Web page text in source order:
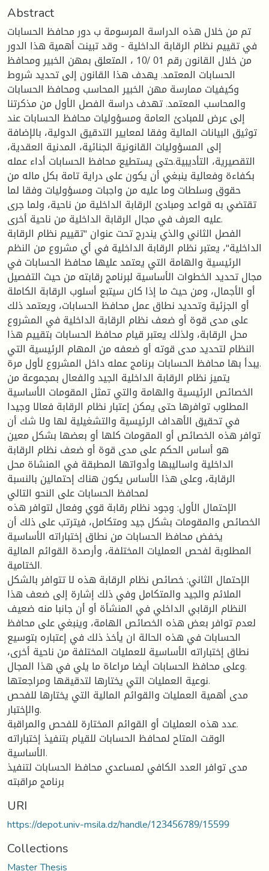
Abstract
تم من خلال هذه الدراسة المرسومة ب دور محافظ الحسابات
في تقييم نظام الرقابة الداخلية - وقد تبينت أهمية هذا الدور
من خلال القانون رقم 01 /10 ، المتعلق بمهن الخبير ومحافظ
الحسابات المعتمد. يهدف هذا القانون إلى تحديد شروط
وكيفيات ممارسة مهن الخبير المحاسب ومحافظ الحسابات
والمحاسب المعتمد. تهدف دراسة الفصل الأول من مذكرتنا
إلى عرض للمبادئ العامة ومسؤوليات محافظ الحسابات عند
توثيق البيانات المالية وفقا لمعايير التدقيق الدولية، بالإضافة
إلى المسؤوليات القانونية الجنائية، المدنية العقدية،
التقصيرية، التأديبية.حتى يستطيع محافظ الحسابات أداء عمله
بكفاءة وفعالية ينبغي أن يكون على دراية تامة بكل ماله من
حقوق وسلطات وما عليه من واجبات ومسؤوليات وفقا لما
تقتضي به قواعد ومبادئ الرقابة الداخلية من ناحية، ولما جرى
عليه العرف في مجال الرقابة الداخلية من ناحية أخرى.
الفصل الثاني والذي يندرج تحت عنوان "تقييم نظام الرقابة
الداخلية"، يعتبر نظام الرقابة الداخلية في أي مشروع من النظم
الرئيسية والهامة التي يعتمد عليها محافظ الحسابات في
مجال تحديد الخطوات الأساسية لبرنامج رقابته من حيث التفصيل
أو الأجمال، ومن حيث ما إذا كان سيتبع أسلوب الرقابة الكاملة
أو الجزئية وتحديد نطاق عمل محافظ الحسابات، ويعتمد ذلك
على مدى قوة أو ضعف نظام الرقابة الداخلية في المشروع
محل الرقابة، ولذلك يعتبر قيام محافظ الحسابات بتقييم هذا
النظام لتحديد مدى قوته أو ضعفه من المهام الرئيسية التي
يبدأ بها محافظ الحسابات برنامج عمله داخل المشروع لأول مرة.
يتميز نظام الرقابة الداخلية الجيد والفعال بمجموعة من
الخصائص الرئيسية والهامة والتي تمثل المقومات الأساسية
المطلوب توافرها حتى يمكن إعتبار نظام الرقابة فعالا وجيدا
في تحقيق الأهداف الرئيسية والتشغيلية لها ولا شك أن
توافر هذه الخصائص أو المقومات كلها أو بعضها بشكل معين
هو أساس الحكم على مدى قوة أو ضعف نظام الرقابة
الداخلية واساليبها وأدواتها المطبقة في المنشاة محل
الرقابة، وعلى هذا الأساس يكون هناك إحتمالين بالنسبة
لمحافظ الحسابات على النحو التالي
الإحتمال الأول: وجود نظام رقابة قوي وفعال لتوافر هذه
الخصائص والمقومات بشكل جيد ومتكامل، فيترتب على ذلك أن
يخفض محافظ الحسابات من نطاق إختباراته الأساسية
المطلوبة لفحص العمليات المختلفة، وأرصدة القوائم المالية
الختامية.
الإحتمال الثاني: خصائص نظام الرقابة هذه لا تتوافر بالشكل
الملائم والجيد والمتكامل وفي ذلك إشارة إلى ضعف هذا
النظام الرقابي الداخلي في المنشأة أو أن جانبا منه ضعيف
لعدم توافر بعض هذه الخصائص الهامة، وينبغي على محافظ
الحسابات في هذه الحالة ان يأخذ ذلك في إعتباره بتوسيع
نطاق إختباراته الأساسية للعمليات المختلفة من ناحية أخرى،
وعلى محافظ الحسابات أيضا مراعاة ما يلي في هذا المجال.
نوعية العمليات التي يختارها لتدقيقها ومراجعتها.
مدى أهمية العمليات والقوائم المالية التي يختارها للفحص
والإختبار.
عدد هذه العمليات أو القوائم المختارة للفحص والمراقبة.
الوقت المتاح لمحافظ الحسابات للقيام بتنفيذ إختباراته
الأساسية.
مدى توافر العدد الكافي لمساعدي محافظ الحسابات لتنفيذ
برنامج مراقبته
URI
https://depot.univ-msila.dz/handle/123456789/15599
Collections
Master Thesis